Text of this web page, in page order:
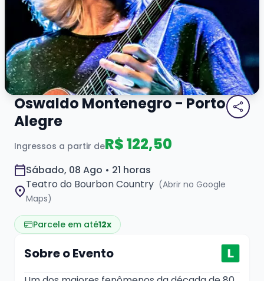
Oswaldo Montenegro - Porto
Alegre
Ingressos a partir deR$ 122,50
Sábado, 08 Ago • 21 horas
Teatro do Bourbon Country (Abrir no Google
Maps)
Parcele em até12x
Sobre o Evento